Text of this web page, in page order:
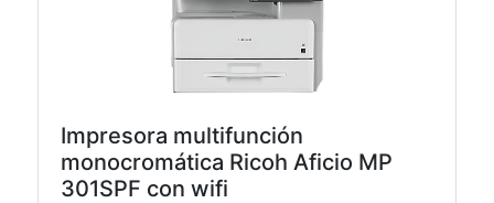
Impresora multifunción
monocromática Ricoh Aficio MP
301SPF con wifi